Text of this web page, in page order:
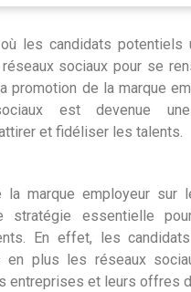
les candidats potentiels
sociaux pour se
promotion de la marque
est devenue
et fidéliser les talents.
la marque employeur sur
stratégie essentielle
En effet, les
en plus les réseaux
entreprises et leurs offres